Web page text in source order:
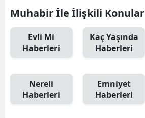
Muhabir İle İlişkili Konular
Evli Mi
Haberleri
Kaç Yaşında
Haberleri
Nereli
Haberleri
Emniyet
Haberleri